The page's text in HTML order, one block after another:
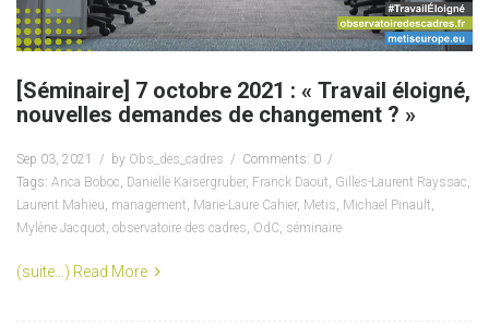
[Séminaire] 7 octobre 2021 : « Travail éloigné,
nouvelles demandes de changement ? »
Sep 03, 2021 by Obs_des_cadres
Comments: 0
Tags: Anca Boboc, Danielle Kaisergruber, Franck Daout, Gilles-Laurent Rayssac,
Laurent Mahieu, management, Marie-Laure Cahier, Metis, Michael Pinault,
Mylène Jacquot, observatoire des cadres, OdC, séminaire
(suite…) Read More